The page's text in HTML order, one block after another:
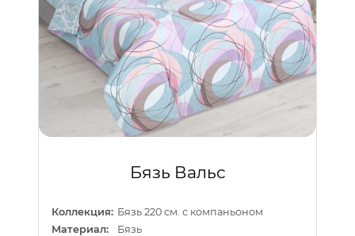
Бязь Вальс
Коллекция: Бязь 220 см. с компаньоном
Материал:
Бязь